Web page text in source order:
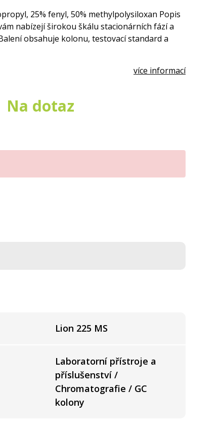
25% fenyl, 50% methylpolysiloxan Popis
nabízejí širokou škálu stacionárních fází a
obsahuje kolonu, testovací standard a
více informací
Na dotaz
Lion 225 MS
Laboratorní přístroje a
příslušenství /
Chromatografie / GC
kolony